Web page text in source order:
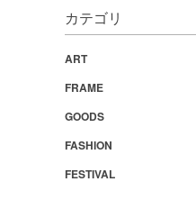
カテゴリ
ART
FRAME
GOODS
FASHION
FESTIVAL